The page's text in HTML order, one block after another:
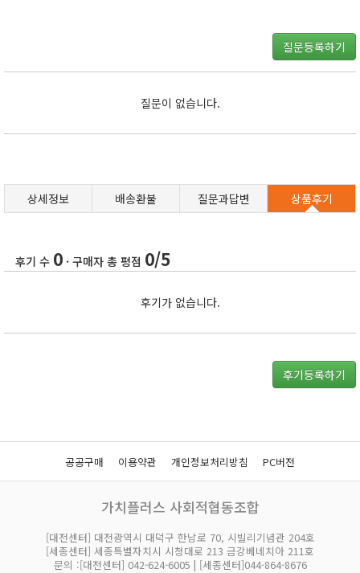
질문등록하기
질문이 없습니다.
상세정보 배송환불 질문과답변 상품후기
후기 수 0 · 구매자 총 평점 0/5
후기가 없습니다.
후기등록하기
공공구매 이용약관 개인정보처리방침 PC버전
가치플러스 사회적협동조합
[대전센터] 대전광역시 대덕구 한남로 70, 시빌리기념관 204호
[세종센터] 세종특별자치시 시청대로 213 금강베네치아 211호
문의 :[대전센터] 042-624-6005 | [세종센터]044-864-8676